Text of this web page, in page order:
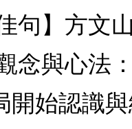
】方文
念與心法
開始認識